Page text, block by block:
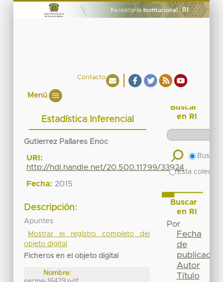
Contacto
Menú
Estadística Inferencial
Gutierrez Pallares Enoc
URI:
http://hdl.handle.net/20.500.11799/33924
Fecha: 2015
Descripción:
Apuntes
Mostrar el registro completo del
objeto digital
Ficheros en el objeto digital
Nombre:
Buscar
en RI
Buscar
Esta
Buscar
en RI
Por
Fecha
de
publicación
Autor
Título